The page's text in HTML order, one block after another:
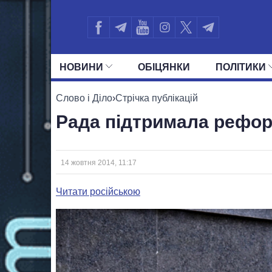
НОВИНИ ОБIЦЯНКИ ПОЛIТИКИ
УСІ ПОЛІТИКИ
Слово і Діло›Стрічка публікацій
Рада підтримала
14 жовтня 2014, 11:17
Читати російською